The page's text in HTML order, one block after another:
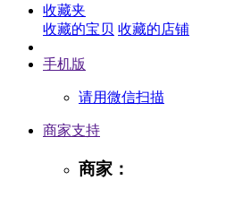
收藏夹
收藏的宝贝 收藏的店铺
手机版
请用微信扫描
商家支持
商家：